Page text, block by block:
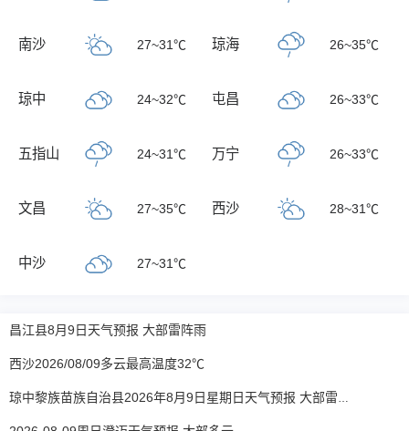
南沙 27~31℃ 琼海 26~35℃
琼中 24~32℃ 屯昌 26~33℃
五指山 24~31℃ 万宁 26~33℃
文昌 27~35℃ 西沙 28~31℃
中沙 27~31℃
昌江县8月9日天气预报 大部雷阵雨
西沙2026/08/09多云最高温度32℃
琼中黎族苗族自治县2026年8月9日星期日天气预报 大部雷阵雨转多云